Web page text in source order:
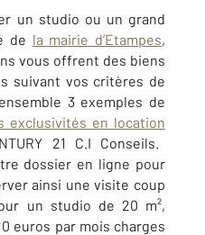
un studio ou un grand
de la mairie d’Etampes,
vous offrent des biens
suivant vos critères de
3 exemples de
exclusivités en location
21 C.I Conseils.
dossier en ligne pour
ainsi une visite coup
un studio de 20 m²,
euros par mois charges